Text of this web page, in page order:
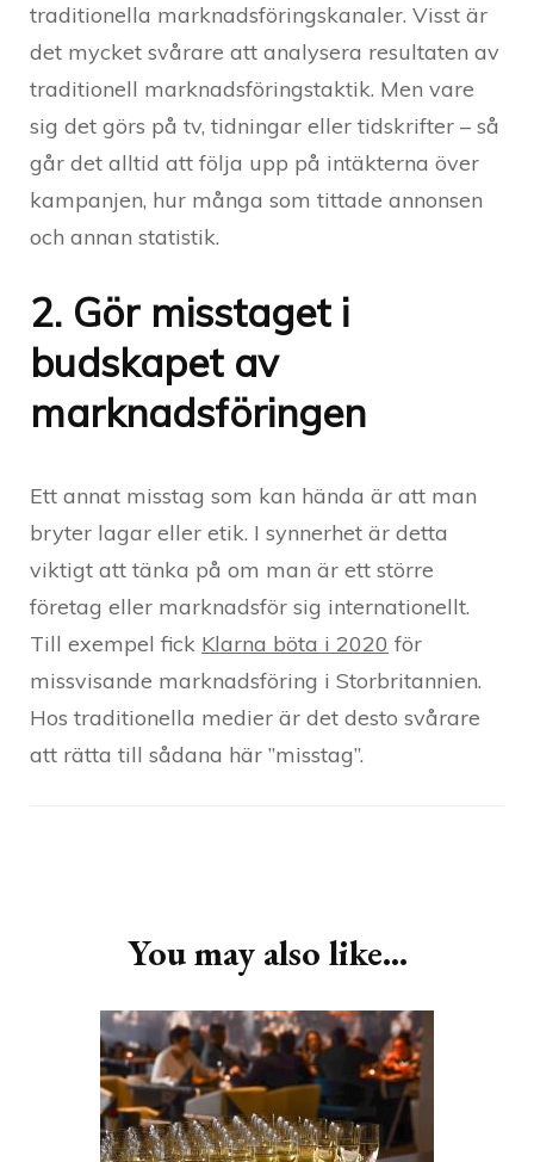
traditionella marknadsföringskanaler. Visst är
det mycket svårare att analysera resultaten av
traditionell marknadsföringstaktik. Men vare
sig det görs på tv, tidningar eller tidskrifter – så
går det alltid att följa upp på intäkterna över
kampanjen, hur många som tittade annonsen
och annan statistik.
2. Gör misstaget i
budskapet av
marknadsföringen
Ett annat misstag som kan hända är att man
bryter lagar eller etik. I synnerhet är detta
viktigt att tänka på om man är ett större
företag eller marknadsför sig internationellt.
Till exempel fick Klarna böta i 2020 för
missvisande marknadsföring i Storbritannien.
Hos traditionella medier är det desto svårare
att rätta till sådana här ”misstag”.
You may also like...